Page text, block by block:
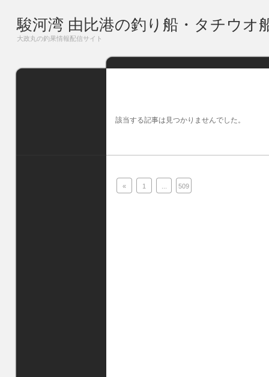
駿河湾 由比港の釣り船・タチウオ
大政丸の釣果情報配信サイト
該当する記事は見つかりませんでした。
« 1 509